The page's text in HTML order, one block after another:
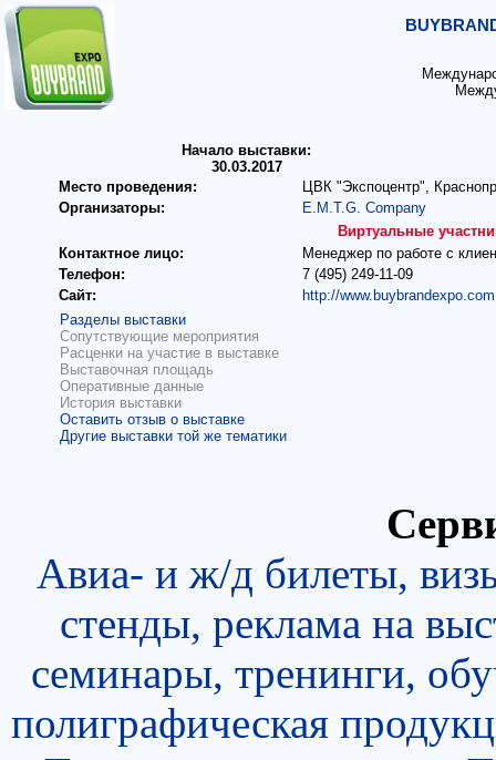
Начало выставки:
30.03.2017
Место проведения:
ЦВК "Экспоцентр",
Организаторы:
E.M.T.G. Company
Виртуальные
Контактное лицо:
Менеджер по работе с
Телефон:
7 (495) 249-11-09
Сайт:
http://www.buybrandexpo.com
Разделы выставки
Сопутствующие мероприятия
Расценки на участие в выставке
Выставочная площадь
Оперативные данные
История выставки
Оставить отзыв о выставке
Другие выставки той же тематики
Авиа- и ж/д билеты,
стенды, реклама на
семинары, тренинги,
полиграфическая